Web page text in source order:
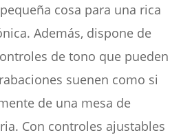
cosa para una rica
Además, dispone de
de tono que pueden
suenen como si
de una mesa de
Con controles ajustables